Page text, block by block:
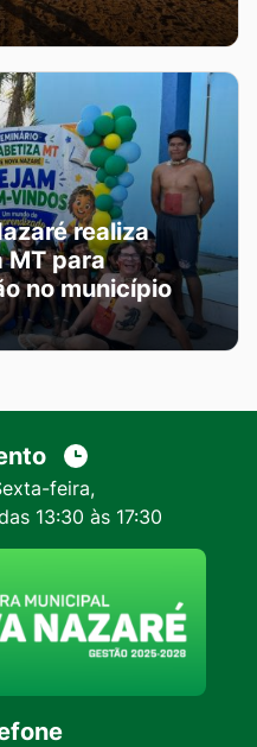
realiza
MT para
no município
feira,
13:30 às 17:30